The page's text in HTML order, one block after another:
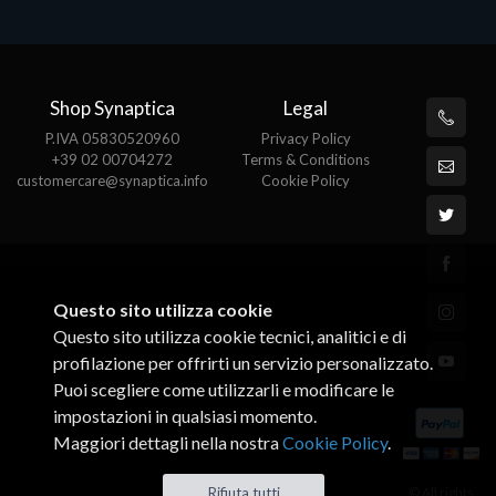
Shop Synaptica
P.IVA 05830520960
+39 02 00704272
customercare@synaptica.info
Legal
Privacy Policy
Terms & Conditions
Cookie Policy
Questo sito utilizza cookie
Questo sito utilizza cookie tecnici, analitici e di
profilazione per offrirti un servizio personalizzato.
Puoi scegliere come utilizzarli e modificare le
impostazioni in qualsiasi momento.
Maggiori dettagli nella nostraCookie Policy.